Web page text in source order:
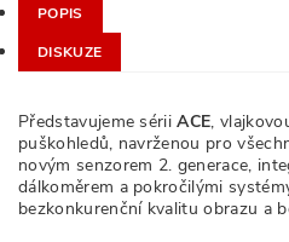
POPIS
DISKUZE
Představujeme sériiACE,
puškohledů, navrženou pro
novým senzorem 2. generace,
dálkoměrem a pokročilými
bezkonkurenční kvalitu obrazu a